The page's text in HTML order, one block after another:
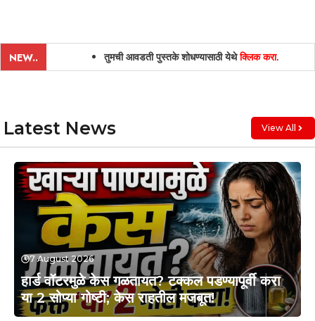
NEW.. तुमची आवडती पुस्तके शोधण्यासाठी येथेक्लिक करा.
Latest News View All
7 August 2026
हार्ड वॉटरमुळे केस गळतायत? टक्कल पडण्यापूर्वी करा
या 2 सोप्या गोष्टी; केस राहतील मजबूत!